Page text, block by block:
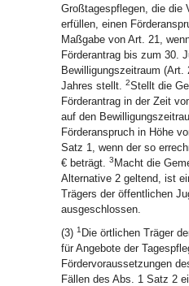
Großtagespflegen, die die
erfüllen, einen
Maßgabe von Art. 21,
Förderantrag bis zum 30.
Bewilligungszeitraum
Jahres stellt. 2Stellt die
Förderantrag in der Zeit
auf den
Förderanspruch in Höhe
Satz 1, wenn der so
€ beträgt. 3 Macht die
Alternative 2 geltend, ist
Trägers der öffentlichen
ausgeschlossen.
(3) 1 Die örtlichen Träger
für Angebote der
Fördervoraussetzungen
Fällen des Abs. 1 Satz 2